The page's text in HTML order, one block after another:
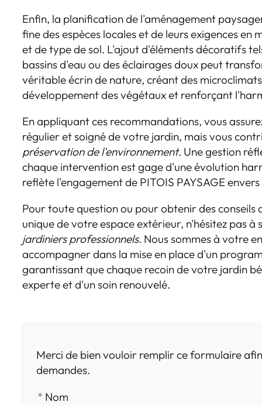
Enfin, la planification de l'aménagement
fine des espèces locales et de leurs exigences
et de type de sol. L'ajout d'éléments décoratifs
bassins d'eau ou des éclairages doux peut
véritable écrin de nature, créant des
développement des végétaux et renforçant
En appliquant ces recommandations, vous
régulier et soigné de votre jardin, mais vous
préservation de l'environnement. Une gestion
chaque intervention est gage d'une évolution
reflète l'engagement de PITOIS PAYSAGE
Pour toute question ou pour obtenir des
unique de votre espace extérieur, n'hésitez pas à
jardiniers professionnels. Nous sommes à votre
accompagner dans la mise en place d'un
garantissant que chaque recoin de votre jardin
experte et d'un soin renouvelé.
Merci de bien vouloir remplir ce formulaire
demandes.
* Nom